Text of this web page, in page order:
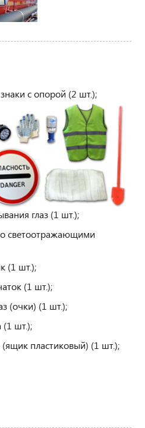
с опорой (2 шт.);
глаз (1 шт.);
светоотражающими
(1 шт.);
(1 шт.);
(очки) (1 шт.);
шт.);
пластиковый) (1 шт.);